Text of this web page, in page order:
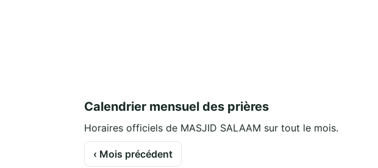
Calendrier mensuel des prières
Horaires officiels de MASJID SALAAM sur tout le mois.
‹ Mois précédent